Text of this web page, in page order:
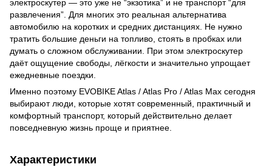
электроскутер — это уже не “экзотика” и не транспорт “для
развлечения”. Для многих это реальная альтернатива
автомобилю на коротких и средних дистанциях. Не нужно
тратить большие деньги на топливо, стоять в пробках или
думать о сложном обслуживании. При этом электроскутер
даёт ощущение свободы, лёгкости и значительно упрощает
ежедневные поездки.
Именно поэтому EVOBIKE Atlas / Atlas Pro / Atlas Max сегодня
выбирают люди, которые хотят современный, практичный и
комфортный транспорт, который действительно делает
повседневную жизнь проще и приятнее.
Характеристики